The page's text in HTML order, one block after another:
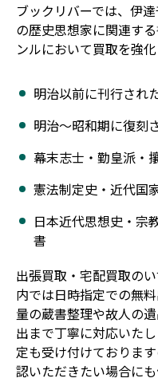
ブックリバーでは、伊
の歴史思想家に関連す
ンルにおいて買取を強化
明治以前に刊行され
明治～昭和期に復刻
幕末志士・勤皇派・
憲法制定史・近代国
日本近代思想史・宗
書
出張買取・宅配買取の
内では日時指定での無
量の蔵書整理や故人の
出まで丁寧に対応いた
定も受け付けておりま
認いただきたい場合に